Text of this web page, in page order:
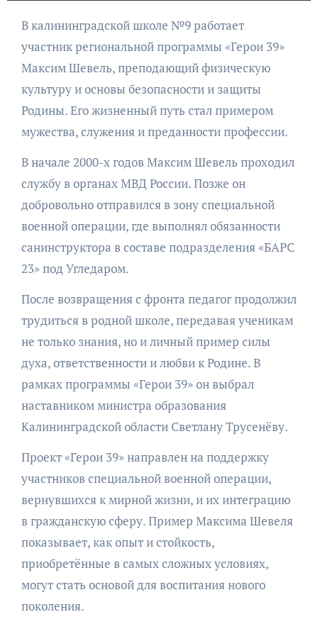
В калининградской школе №9 работает
участник региональной программы «Герои 39»
Максим Шевель, преподающий физическую
культуру и основы безопасности и защиты
Родины. Его жизненный путь стал примером
мужества, служения и преданности профессии.
В начале 2000-х годов Максим Шевель проходил
службу в органах МВД России. Позже он
добровольно отправился в зону специальной
военной операции, где выполнял обязанности
санинструктора в составе подразделения «БАРС
23» под Угледаром.
После возвращения с фронта педагог продолжил
трудиться в родной школе, передавая ученикам
не только знания, но и личный пример силы
духа, ответственности и любви к Родине. В
рамках программы «Герои 39» он выбрал
наставником министра образования
Калининградской области Светлану Трусенёву.
Проект «Герои 39» направлен на поддержку
участников специальной военной операции,
вернувшихся к мирной жизни, и их интеграцию
в гражданскую сферу. Пример Максима Шевеля
показывает, как опыт и стойкость,
приобретённые в самых сложных условиях,
могут стать основой для воспитания нового
поколения.